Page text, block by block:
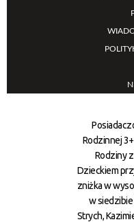
Rodzinnej
Rodziny
Dzieckiem
zniżka w
w siedzibie
Strych,